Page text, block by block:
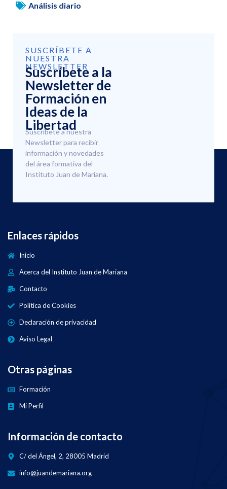
Análisis diario
SUSCRÍBETE A
NUESTRA
NEWSLETTER
Suscríbete a la
Newsletter de
Formación en
Ideas de la
Libertad
Suscríbete a nuestra
Newsletter para recibir
información y novedades
del área formativa del
Instituto Juan de Mariana.
Enlaces rápidos
Inicio
Acerca del Instituto Juan de Mariana
Contacto
Política de Cookies
Declaración de privacidad
Aviso Legal
Otras páginas
Formación
Mi Perfil
Información de contacto
C/ del Ángel, 2, 28005 Madrid
info@juandemariana.org